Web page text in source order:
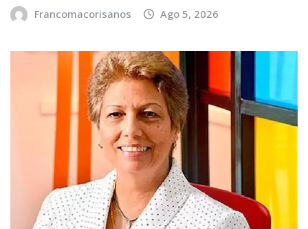
Francomacorisanos Ago 5, 2026